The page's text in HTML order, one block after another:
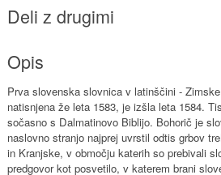
Deli z drugimi
Opis
Prva slovenska slovnica v latinščini -
natisnjena že leta 1583, je izšla leta 1584.
sočasno s Dalmatinovo Biblijo. Bohorič je
naslovno stranjo najprej uvrstil odtis grbov
in Kranjske, v območju katerih so prebivali
predgovor kot posvetilo, v katerem brani